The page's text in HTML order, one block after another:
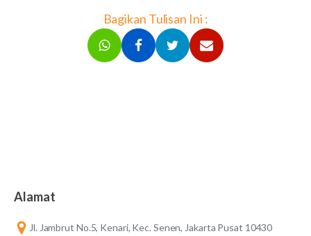
Bagikan Tulisan Ini :
Alamat
Jl. Jambrut No.5, Kenari, Kec. Senen, Jakarta Pusat 10430